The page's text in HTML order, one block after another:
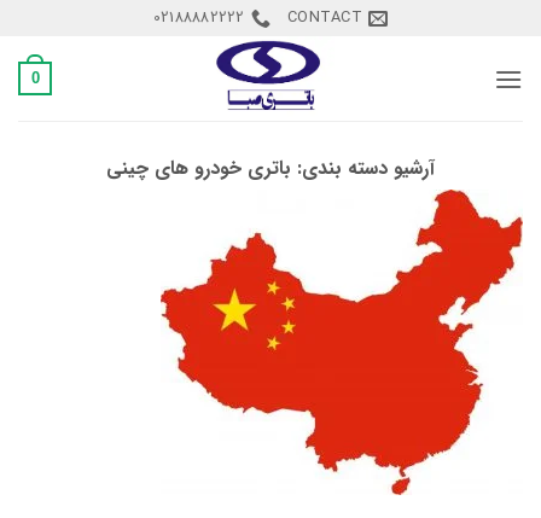
content
CONTACT
02188882222
0
آرشیو دسته بندی: باتری خودرو های چینی